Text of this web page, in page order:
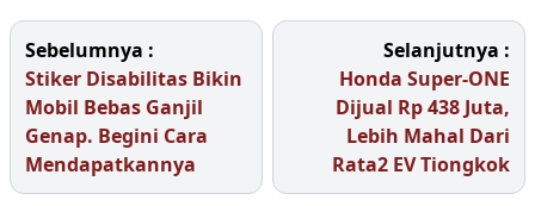
Sebelumnya :
Stiker Disabilitas Bikin
Mobil Bebas Ganjil
Genap. Begini Cara
Mendapatkannya
Selanjutnya :
Honda Super-ONE
Dijual Rp 438 Juta,
Lebih Mahal Dari
Rata2 EV Tiongkok